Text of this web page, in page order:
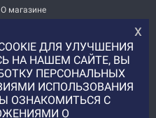
О магазине
Отзывы о магазине
Услуга печати на фетре
и вопросы АП
12-08
х
ДЛЯ УЛУЧШЕНИЯ
НА НАШЕМ САЙТЕ, ВЫ
ПЕРСОНАЛЬНЫХ
ИСПОЛЬЗОВАНИЯ
ОЗНАКОМИТЬСЯ С
О